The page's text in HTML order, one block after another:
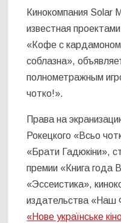
Кинокомпания Solar
известная
«Кофе с
соблазна»,
полнометражным
чотко!».
Права на
Рокецкого «Всьо
«Брати Гадюкіни»,
премии «Книга года
«Эссеистика»,
издательства «Наш
«Нове українське